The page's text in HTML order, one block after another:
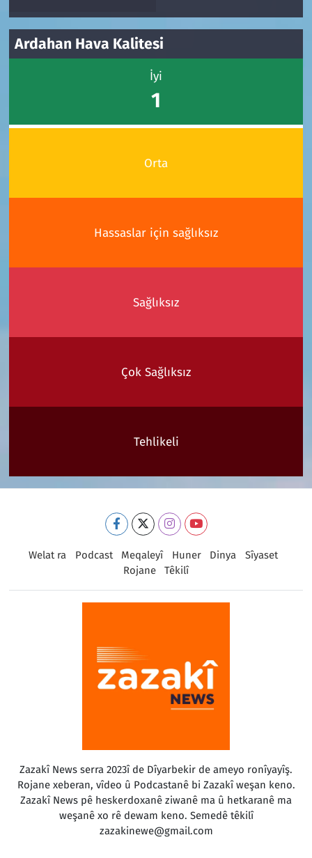
Ardahan Hava Kalitesi
İyi
1
Orta
Hassaslar için sağlıksız
Sağlıksız
Çok Sağlıksız
Tehlikeli
Welat ra Podcast Meqaleyî Huner Dinya
Sîyaset
Rojane
Têkilî
Zazakî News serra 2023î de Dîyarbekir de ameyo ronîyayîş.
Rojane xeberan, vîdeo û Podcastanê bi Zazakî weşan keno.
Zazakî News pê heskerdoxanê ziwanê ma û hetkaranê ma
weşanê xo rê dewam keno. Semedê têkilî
zazakinewe@gmail.com